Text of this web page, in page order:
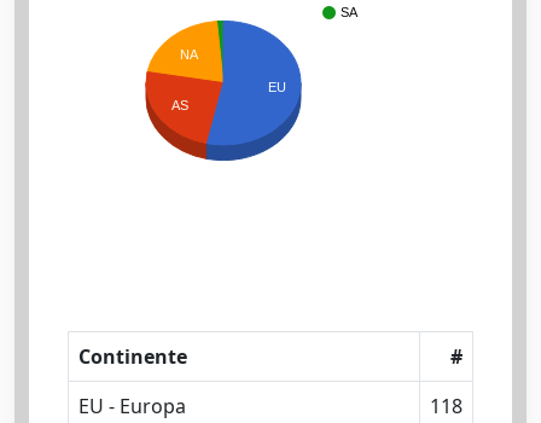
SA
NA
AS
EU
Continente
#
EU - Europa
118